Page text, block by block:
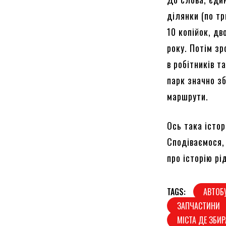
ділянки (по
10 копійок,
року. Потім
в робітників
парк значно
маршрути.
Ось така
про історію
TAGS:
ЗАПЧАСТИНИ
МІСТА ДЕ